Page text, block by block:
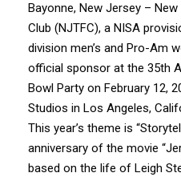
Bayonne, New Jersey –
Club (NJTFC), a NISA
division men’s and Pro-Am
official sponsor at the 35th
Bowl Party on February 12,
Studios in Los Angeles,
This year’s theme is
anniversary of the movie
based on the life of Leigh